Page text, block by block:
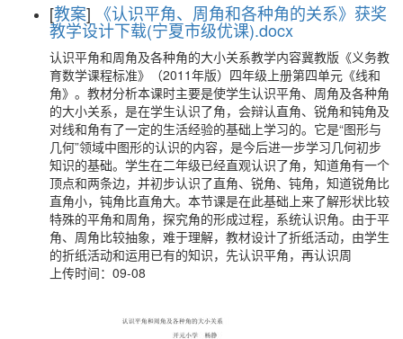
[教案] 《认识平角、周角和各种角的关系》获奖
教学设计下载(宁夏市级优课).docx
认识平角和周角及各种角的大小关系教学内容冀教版《义务教
育数学课程标准》（2011年版）四年级上册第四单元《线和
角》。教材分析本课时主要是使学生认识平角、周角及各种角
的大小关系，是在学生认识了角，会辩认直角、锐角和钝角及
对线和角有了一定的生活经验的基础上学习的。它是“图形与
几何”领域中图形的认识的内容，是今后进一步学习几何初步
知识的基础。学生在二年级已经直观认识了角，知道角有一个
顶点和两条边，并初步认识了直角、锐角、钝角，知道锐角比
直角小，钝角比直角大。本节课是在此基础上来了解形状比较
特殊的平角和周角，探究角的形成过程，系统认识角。由于平
角、周角比较抽象，难于理解，教材设计了折纸活动，由学生
的折纸活动和运用已有的知识，先认识平角，再认识周
上传时间：09-08